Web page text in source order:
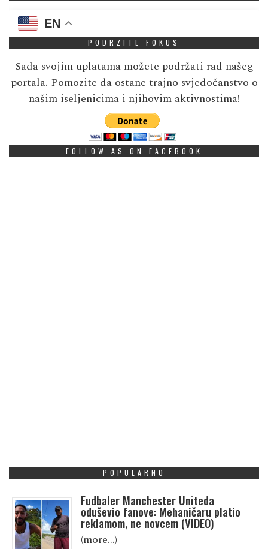
EN
PODRZITE FOKUS
Sada svojim uplatama možete podržati rad našeg
portala. Pomozite da ostane trajno svjedočanstvo o
našim iseljenicima i njihovim aktivnostima!
FOLLOW AS ON FACEBOOK
POPULARNO
Fudbaler Manchester Uniteda
oduševio fanove: Mehaničaru platio
reklamom, ne novcem (VIDEO)
(more…)